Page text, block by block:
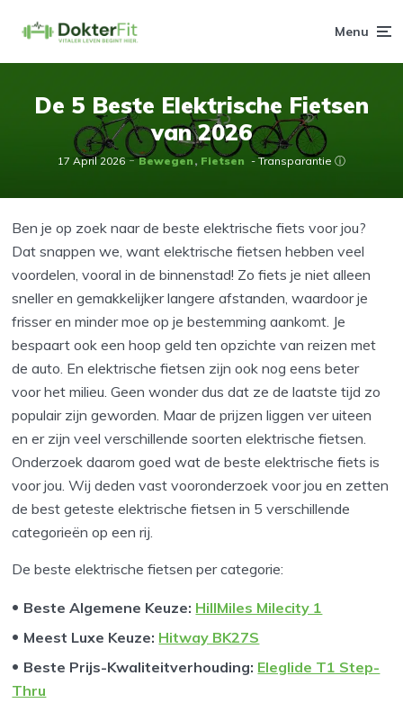
Menu
De 5 Beste Elektrische Fietsen
van 2026
17 April 2026 Bewegen Fietsen - Transparantie ⓘ
Ben je op zoek naar de beste elektrische fiets voor jou?
Dat snappen we, want elektrische fietsen hebben veel
voordelen, vooral in de binnenstad! Zo fiets je niet alleen
sneller en gemakkelijker langere afstanden, waardoor je
frisser en minder moe op je bestemming aankomt. Je
bespaart ook een hoop geld ten opzichte van reizen met
de auto. En elektrische fietsen zijn ook nog eens beter
voor het milieu. Geen wonder dus dat ze de laatste tijd zo
populair zijn geworden. Maar de prijzen liggen ver uiteen
en er zijn veel verschillende soorten elektrische fietsen.
Onderzoek daarom goed wat de beste elektrische fiets is
voor jou. Wij deden vast vooronderzoek voor jou en zetten
de best geteste elektrische fietsen in 5 verschillende
categorieën op een rij.
De beste elektrische fietsen per categorie:
Beste Algemene Keuze: HillMiles Milecity 1
Meest Luxe Keuze: Hitway BK27S
Beste Prijs-Kwaliteitverhouding: Eleglide T1 Step-
Thru